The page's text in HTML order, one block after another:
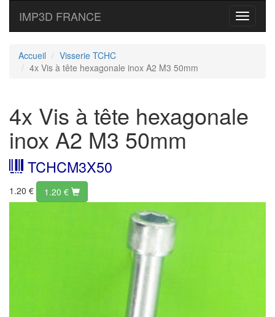
Toggle
IMP3D FRANCE
Accueil
Visserie TCHC
4x Vis à tête hexagonale inox A2 M3 50mm
4x Vis à tête hexagonale
inox A2 M3 50mm
TCHCM3X50
1.20 € 1.20 €